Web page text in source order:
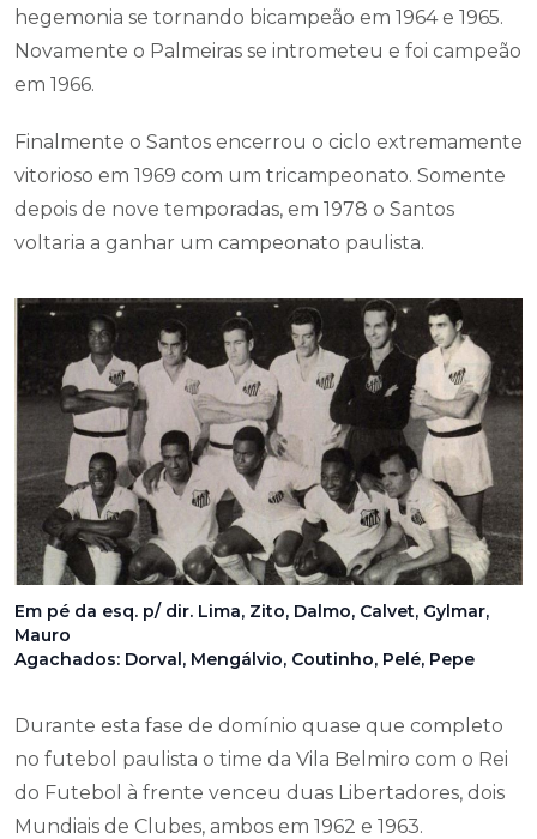
hegemonia se tornando bicampeão em 1964 e 1965.
Novamente o Palmeiras se intrometeu e foi campeão
em 1966.
Finalmente o Santos encerrou o ciclo extremamente
vitorioso em 1969 com um tricampeonato. Somente
depois de nove temporadas, em 1978 o Santos
voltaria a ganhar um campeonato paulista.
Em pé da esq. p/ dir. Lima, Zito, Dalmo, Calvet, Gylmar,
Mauro
Agachados: Dorval, Mengálvio, Coutinho, Pelé, Pepe
Durante esta fase de domínio quase que completo
no futebol paulista o time da Vila Belmiro com o Rei
do Futebol à frente venceu duas Libertadores, dois
Mundiais de Clubes, ambos em 1962 e 1963.